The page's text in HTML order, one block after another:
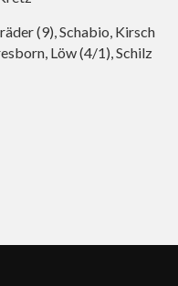
(9), Schabio, Kirsch
Löw (4/1), Schilz